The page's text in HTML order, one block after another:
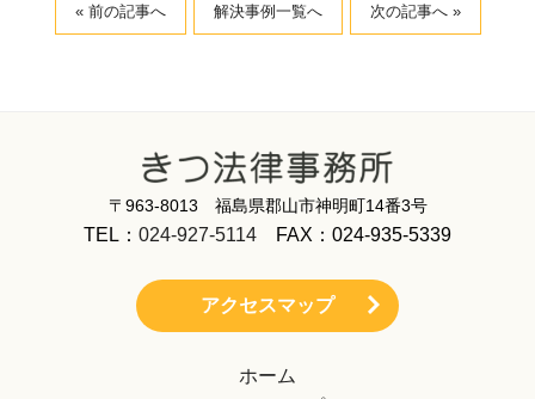
« 前の記事へ 解決事例一覧へ 次の記事へ »
〒963-8013 福島県郡山市神明町14番3号
TEL： 024-927-5114 FAX：024-935-5339
アクセスマップ
ホーム